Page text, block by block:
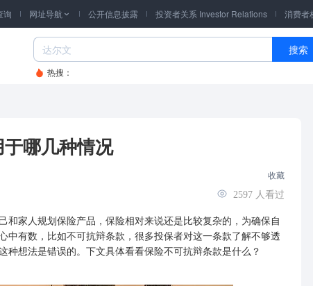
询 网址导航  公开信息披露 投资者关系 Investor Relations 消费者
搜索
热搜：
哪几种情况
收藏
2597 人看过
和家人规划 保险产品 ，保险相对来说还是比较复杂的，为确保自
中有数，比如不可抗辩条款，很多投保者对这一条款了解不够透
想法是错误的。下文具体看看保险不可抗辩条款是什么？